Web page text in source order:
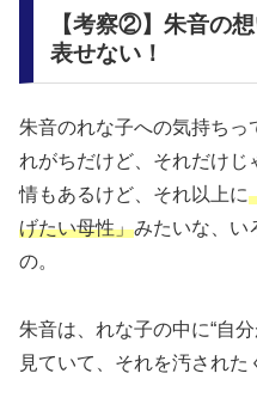
【考察②】朱音の
表せない！
朱音のれな子への気持ちっ
れがちだけど、それだけ
情もあるけど、それ以上に
げたい母性」みたいな、い
の。
朱音は、れな子の中に“自
見ていて、それを汚された